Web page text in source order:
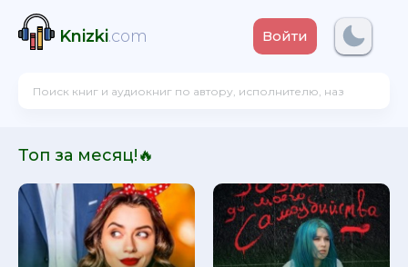
Knizki.com Войти
Топ за месяц!🔥